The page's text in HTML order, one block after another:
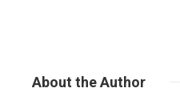
About the Author